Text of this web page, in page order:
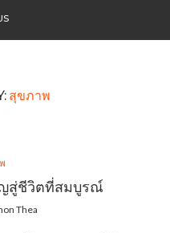
สุขภาพ
สู่ชีวิตที่สมบูรณ์
Thea